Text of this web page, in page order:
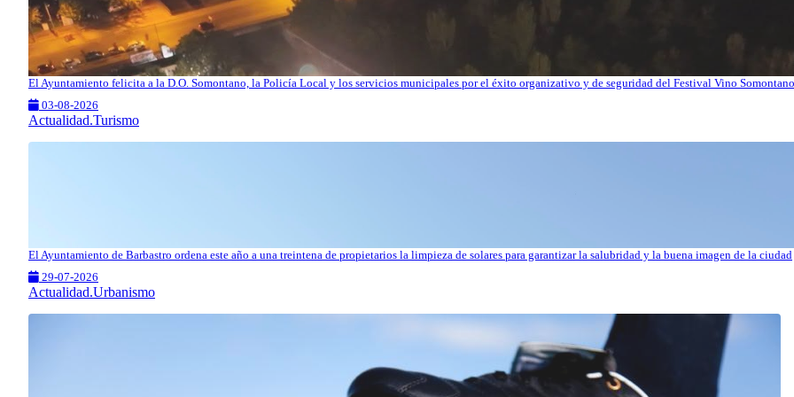
El Ayuntamiento felicita a la D.O. Somontano, la Policía Local y los servicios municipales por el éxito organizativo y de seguridad del Festival Vino Somontano
03-08-2026
Actualidad.Turismo
El Ayuntamiento de Barbastro ordena este año a una treintena de propietarios la limpieza de solares para garantizar la salubridad y la buena imagen de la ciudad
29-07-2026
Actualidad.Urbanismo